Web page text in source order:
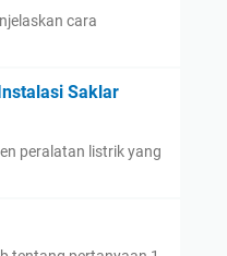
cara
Saklar
peralatan listrik yang